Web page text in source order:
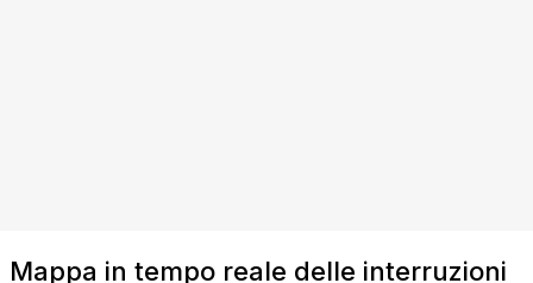
Mappa in tempo reale delle interruzioni